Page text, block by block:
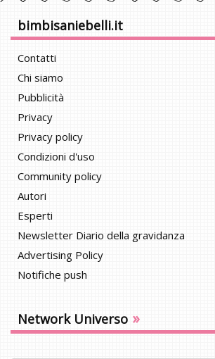
bimbisaniebelli.it
Contatti
Chi siamo
Pubblicità
Privacy
Privacy policy
Condizioni d'uso
Community policy
Autori
Esperti
Newsletter Diario della gravidanza
Advertising Policy
Notifiche push
Network Universo »